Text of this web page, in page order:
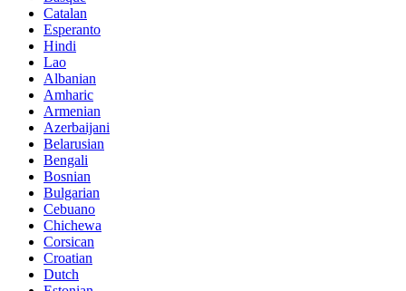
Catalan
Esperanto
Hindi
Lao
Albanian
Amharic
Armenian
Azerbaijani
Belarusian
Bengali
Bosnian
Bulgarian
Cebuano
Chichewa
Corsican
Croatian
Dutch